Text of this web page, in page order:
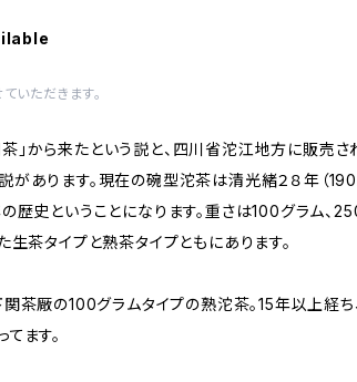
いただきます。
」から来たという説と、四川省沱江地方に販売さ
があります。現在の碗型沱茶は清光緒２８年（
歴史ということになります。重さは100グラム、
茶タイプと熟茶タイプともにあります。
厰の100グラムタイプの熟沱茶。15年以上経ち
ます。